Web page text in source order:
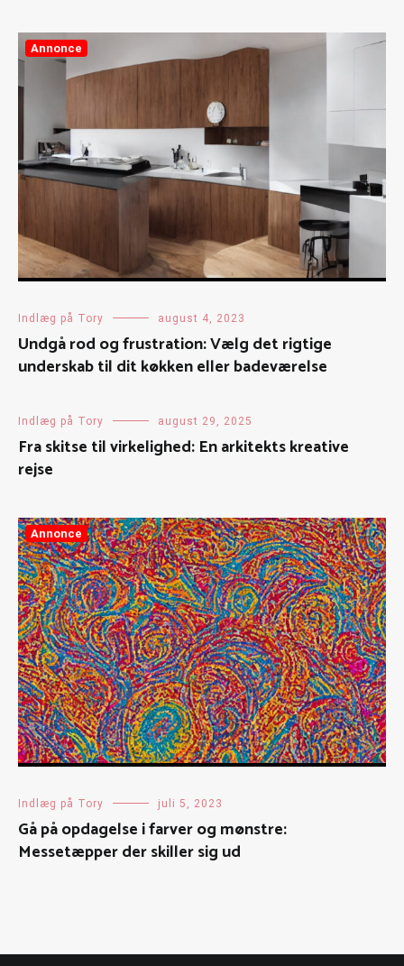
Annonce
Indlæg på Tory august 4, 2023
Undgå rod og frustration: Vælg det rigtige
underskab til dit køkken eller badeværelse
Indlæg på Tory august 29, 2025
Fra skitse til virkelighed: En arkitekts kreative
rejse
Annonce
Indlæg på Tory juli 5, 2023
Gå på opdagelse i farver og mønstre:
Messetæpper der skiller sig ud